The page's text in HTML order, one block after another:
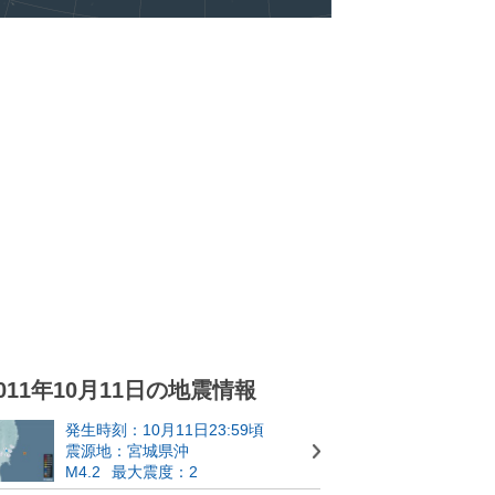
年10月11日の地震情報
発生時刻：10月11日23:59頃
震源地：宮城県沖
M4.2
最大震度：2